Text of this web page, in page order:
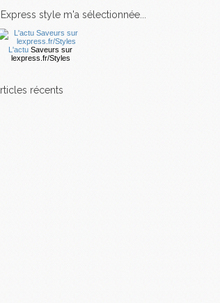
L'Express style m'a sélectionnée...
L'actu Saveurs sur
lexpress.fr/Styles
articles récents